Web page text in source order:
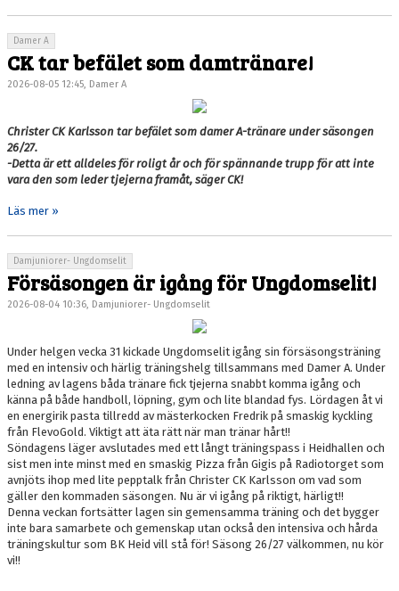
Damer A
CK tar befälet som damtränare!
2026-08-05 12:45, Damer A
Christer CK Karlsson tar befälet som damer A-tränare under säsongen
26/27.
-Detta är ett alldeles för roligt år och för spännande trupp för att inte
vara den som leder tjejerna framåt, säger CK!
Läs mer »
Damjuniorer- Ungdomselit
Försäsongen är igång för Ungdomselit!
2026-08-04 10:36, Damjuniorer- Ungdomselit
Under helgen vecka 31 kickade Ungdomselit igång sin försäsongsträning
med en intensiv och härlig träningshelg tillsammans med Damer A. Under
ledning av lagens båda tränare fick tjejerna snabbt komma igång och
känna på både handboll, löpning, gym och lite blandad fys. Lördagen åt vi
en energirik pasta tillredd av mästerkocken Fredrik på smaskig kyckling
från FlevoGold. Viktigt att äta rätt när man tränar hårt!!
Söndagens läger avslutades med ett långt träningspass i Heidhallen och
sist men inte minst med en smaskig Pizza från Gigis på Radiotorget som
avnjöts ihop med lite pepptalk från Christer CK Karlsson om vad som
gäller den kommaden säsongen. Nu är vi igång på riktigt, härligt!!
Denna veckan fortsätter lagen sin gemensamma träning och det bygger
inte bara samarbete och gemenskap utan också den intensiva och hårda
träningskultur som BK Heid vill stå för! Säsong 26/27 välkommen, nu kör
vi!!